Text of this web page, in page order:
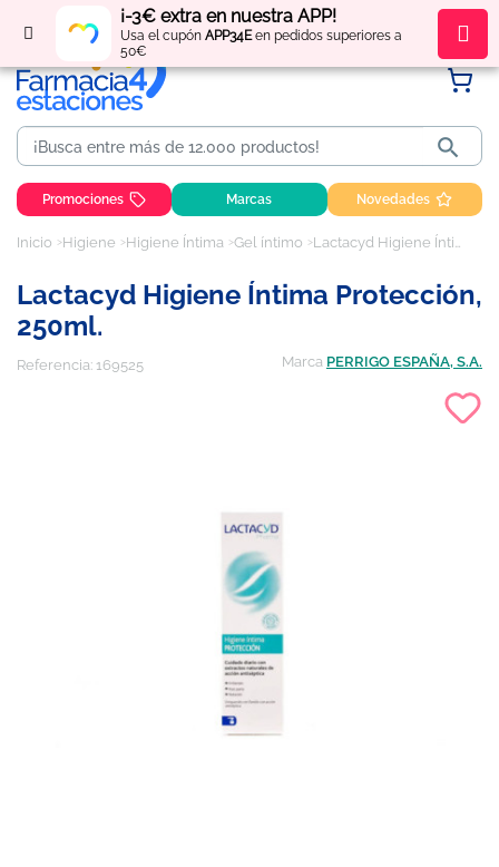
¡-3€ extra en nuestra APP!
Usa el cupón APP34Een pedidos superiores a
50€
Regístratey obténpuntos por tus compras

Promociones Marcas Novedades
Inicio Higiene Higiene Íntima Gel íntimo Lactacyd Higiene Íntima Protección, 250ml.
Lactacyd Higiene Íntima Protección,
250ml.
Referencia: 169525 Marca PERRIGO ESPAÑA, S.A.